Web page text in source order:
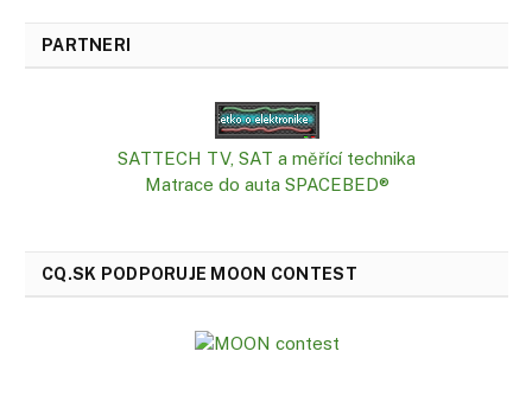
PARTNERI
SATTECH TV, SAT a měřící technika
Matrace do auta SPACEBED®
CQ.SK PODPORUJE MOON CONTEST